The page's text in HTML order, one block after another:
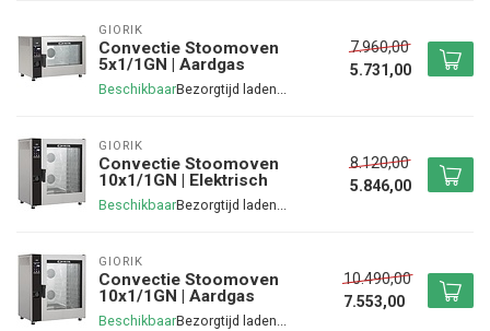
GIORIK
Convectie Stoomoven
5x1/1GN | Aardgas
Beschikbaar
7.960,00
5.731,00
GIORIK
Convectie Stoomoven
10x1/1GN | Elektrisch
Beschikbaar
8.120,00
5.846,00
GIORIK
Convectie Stoomoven
10x1/1GN | Aardgas
Beschikbaar
10.490,00
7.553,00